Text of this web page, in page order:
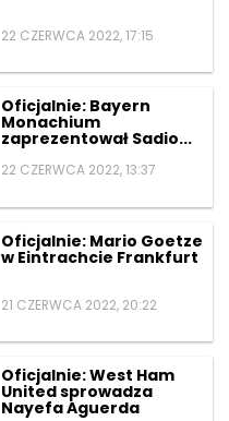
22 CZERWCA 2022, 17:15
Oficjalnie: Bayern
Monachium
zaprezentował Sadio...
22 CZERWCA 2022, 13:37
Oficjalnie: Mario Goetze
w Eintrachcie Frankfurt
21 CZERWCA 2022, 20:22
Oficjalnie: West Ham
United sprowadza
Nayefa Aguerda